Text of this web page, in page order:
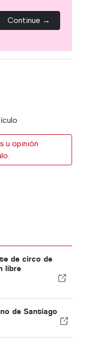
Continue →
u opinión
de circo de
libre
de Santiago